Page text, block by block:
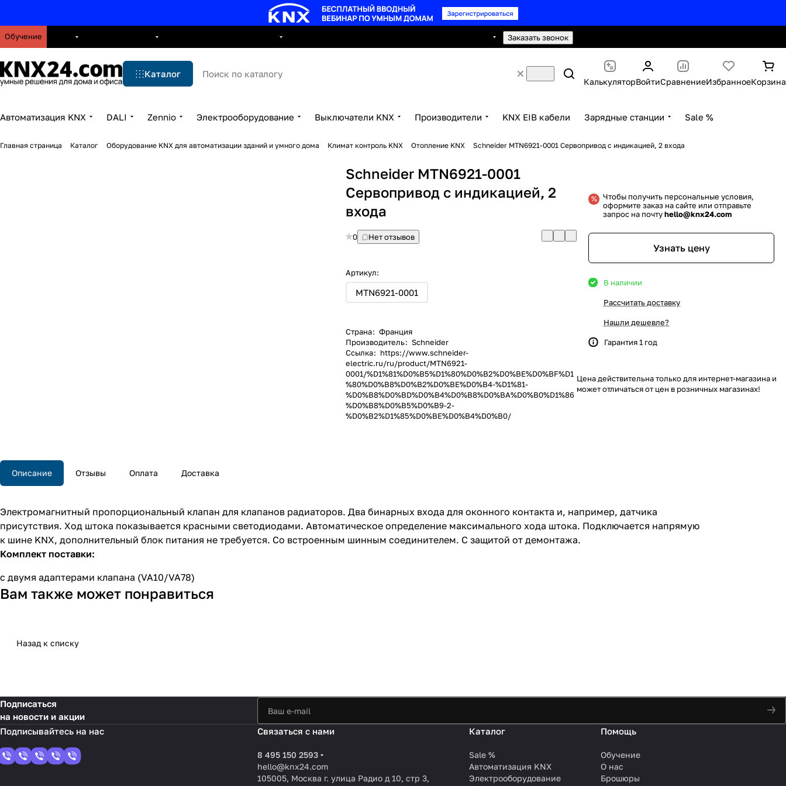
Обучение Заказать звонок
Каталог
КалькуляторВойтиСравнениеИзбранноеКорзина
Автоматизация KNX DALI Zennio Электрооборудование Выключатели KNX Производители KNX EIB кабели Зарядные станции Sale %
Главная страница Каталог Оборудование KNX для автоматизации зданий и умного дома Климат контроль KNX Отопление KNX Schneider MTN6921-0001 Сервопривод с индикацией, 2 входа
Schneider MTN6921-0001
Сервопривод с индикацией, 2
входа
0 Нет отзывов
Артикул:
MTN6921-0001
Страна: Франция
Производитель: Schneider
Ссылка: https://www.schneider-
electric.ru/ru/product/MTN6921-
0001/%D1%81%D0%B5%D1%80%D0%B2%D0%BE%D0%BF%D1
%80%D0%B8%D0%B2%D0%BE%D0%B4-%D1%81-
%D0%B8%D0%BD%D0%B4%D0%B8%D0%BA%D0%B0%D1%86
%D0%B8%D0%B5%D0%B9-2-
%D0%B2%D1%85%D0%BE%D0%B4%D0%B0/
Чтобы получить персональные условия,
оформите заказ на сайте или отправьте
запрос на почтуhello@knx24.com
Узнать цену
В наличии
Рассчитать доставку
Нашли дешевле?
Гарантия 1 год
Цена действительна только для интернет-магазина и
может отличаться от цен в розничных магазинах!
Описание Отзывы Оплата Доставка
Электромагнитный пропорциональный клапан для клапанов радиаторов. Два бинарных входа для оконного контакта и, например, датчика
присутствия. Ход штока показывается красными светодиодами. Автоматическое определение максимального хода штока. Подключается напрямую
к шине KNX, дополнительный блок питания не требуется. Со встроенным шинным соединителем. С защитой от демонтажа.
Комплект поставки:
с двумя адаптерами клапана (VA10/VA78)
Вам также может понравиться
Назад к списку
Подписаться
на новости и акции
Связаться с нами
8 495 150 2593
hello@knx24.com
105005, Москва г. улица Радио д 10, стр 3,
Каталог
Sale %
Автоматизация KNX
Электрооборудование
Помощь
Обучение
О нас
Брошюры